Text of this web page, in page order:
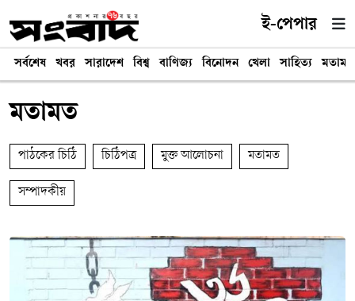
ই-পেপার
সর্বশেষ খবর সারাদেশ বিশ্ব বাণিজ্য বিনোদন খেলা সাহিত্য মতামত
মতামত
পাঠকের চিঠি চিঠিপত্র মুক্ত আলোচনা মতামত
সম্পাদকীয়